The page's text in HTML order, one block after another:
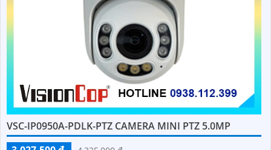
VSC-IP0950A-PDLK-PTZ CAMERA MINI PTZ 5.0MP